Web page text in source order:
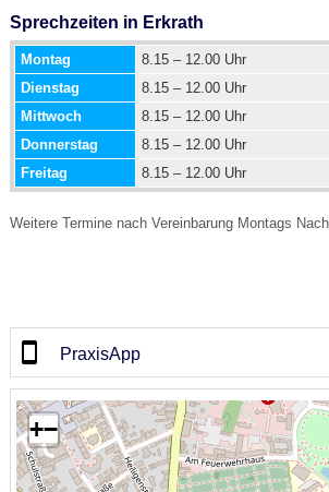
Sprechzeiten in Erkrath
Montag
8.15 – 12.00 Uhr
Dienstag
8.15 – 12.00 Uhr
Mittwoch
8.15 – 12.00 Uhr
Donnerstag
8.15 – 12.00 Uhr
Freitag
8.15 – 12.00 Uhr
Weitere Termine nach Vereinbarung Montags
PraxisApp
+−